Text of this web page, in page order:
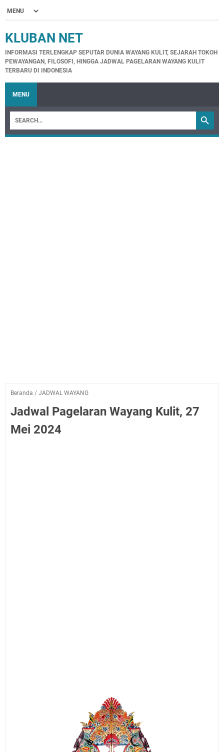
KLUBAN NET
INFORMASI TERLENGKAP SEPUTAR DUNIA WAYANG KULIT, SEJARAH TOKOH
PEWAYANGAN, FILOSOFI, HINGGA JADWAL PAGELARAN WAYANG KULIT
TERBARU DI INDONESIA
MENU
Beranda / JADWAL WAYANG
Jadwal Pagelaran Wayang Kulit, 27
Mei 2024